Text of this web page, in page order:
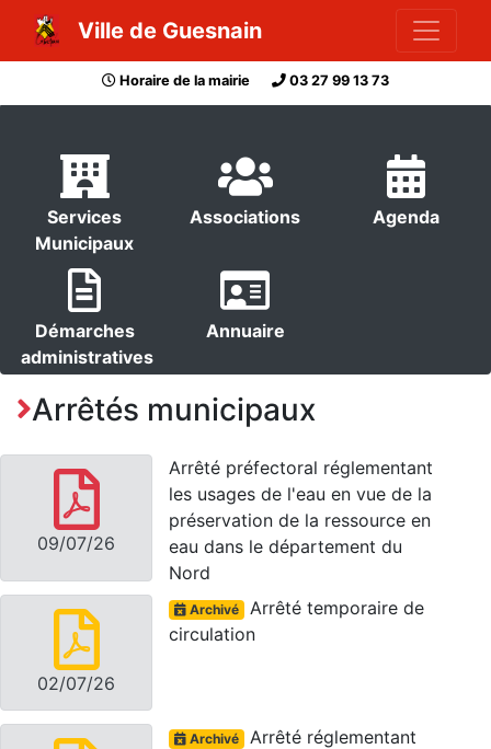
Ville de Guesnain
Horaire de la mairie 03 27 99 13 73
Services
Municipaux
Associations Agenda
Démarches
administratives
Annuaire
Arrêtés municipaux
09/07/26
Arrêté préfectoral réglementant
les usages de l'eau en vue de la
préservation de la ressource en
eau dans le département du
Nord
02/07/26
Archivé Arrêté temporaire de
circulation
Archivé Arrêté réglementant